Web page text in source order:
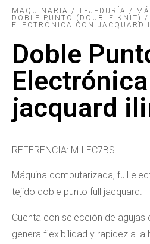
MAQUINARIA / TEJEDURÍA /
DOBLE PUNTO (DOUBLE KNIT)
ELECTRÓNICA CON JACQUARD
Doble
jacquard
REFERENCIA: M-LEC7BS
Máquina computarizada, full
tejido doble punto full jacquard.
Cuenta con selección de agujas
genera flexibilidad y rapidez a la